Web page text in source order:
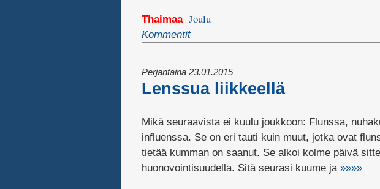
Thaimaa Joulu
Kommentit
Perjantaina 23.01.2015
Lenssua liikkeellä
Mikä seuraavista ei kuulu joukkoon: Flunssa,
influenssa. Se on eri tauti kuin muut, jotka ovat
tietää kumman on saanut. Se alkoi kolme päivä
huonovointisuudella. Sitä seurasi kuume ja»»»»